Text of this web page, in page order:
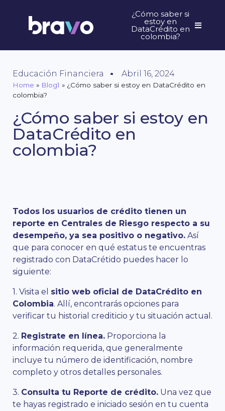
¿Cómo saber si
estoy en
DataCrédito en
colombia?
Educación Financiera Abril 16, 2024
Home » Blog1 » ¿Cómo saber si estoy en DataCrédito en
colombia?
¿Cómo saber si estoy en
DataCrédito en
colombia?
Todos los usuarios de crédito tienen un
reporte en Centrales de Riesgo respecto a su
desempeño, ya sea positivo o negativo. Así
que para conocer en qué estatus te encuentras
registrado con DataCrétido puedes hacer lo
siguiente:
1. Visita el sitio web oficial de DataCrédito en
Colombia. Allí, encontrarás opciones para
verificar tu historial crediticio y tu situación actual.
2. Registrate en línea. Proporciona la
información requerida, que generalmente
incluye tu número de identificación, nombre
completo y otros detalles personales.
3. Consulta tu Reporte de crédito. Una vez que
te hayas registrado e iniciado sesión en tu cuenta